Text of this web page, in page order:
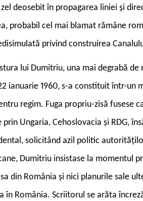
deosebit în propagarea liniei și
probabil cel mai blamat rămâne
privind construirea
lui Dumitriu, una mai degrabă
ianuarie 1960, s-a constituit într-
regim. Fuga propriu-zisă fusese
Ungaria, Cehoslovacia și RDG,
solicitând azil politic
Dumitriu insistase la momentul
din România și nici planurile sale
în România. Scriitorul se arăta